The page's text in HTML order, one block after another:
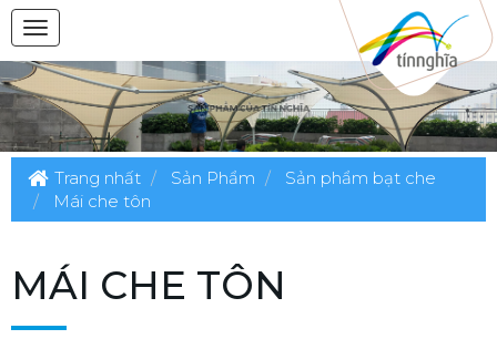
Trang nhất Sản Phẩm
Sản phẩm bạt che
Mái che tôn
MÁI CHE TÔN